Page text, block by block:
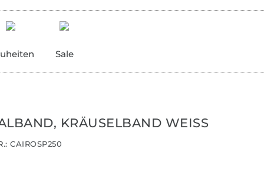
Sale
KRÄUSELBAND WEISS
CAIROSP250